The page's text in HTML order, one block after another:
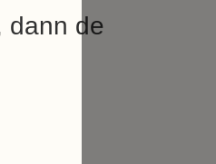
dann de